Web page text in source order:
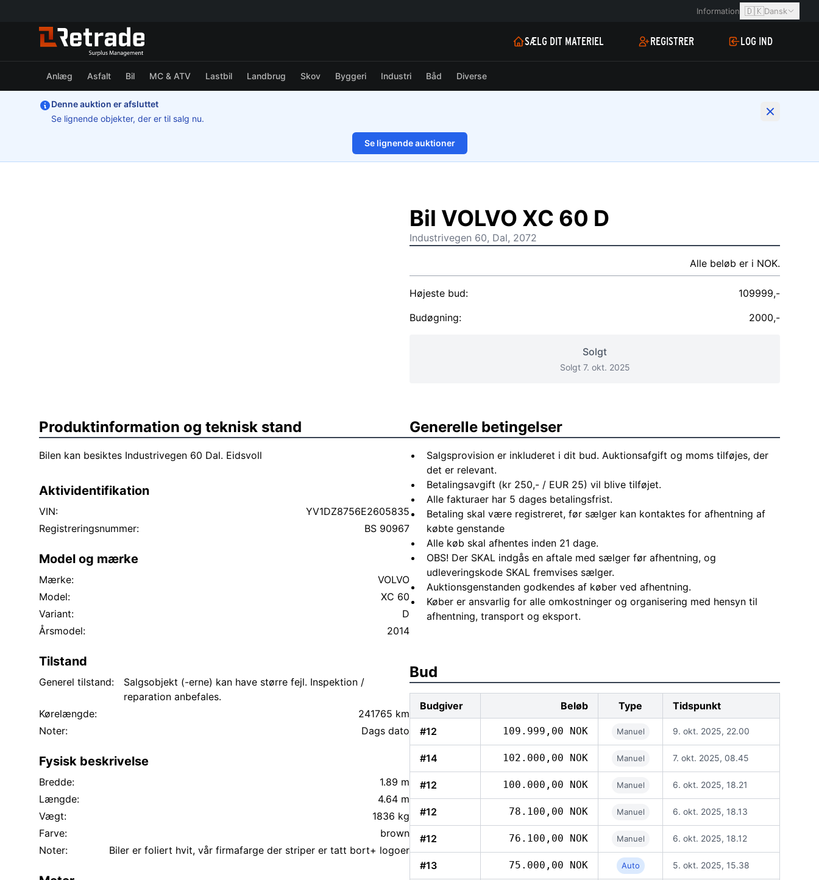
Information 🇩🇰Dansk
SÆLG DIT MATERIEL REGISTRER LOG IND
Anlæg Asfalt Bil MC & ATV Lastbil Landbrug Skov Byggeri Industri Båd Diverse
Denne auktion er afsluttet
Se lignende objekter, der er til salg nu.
Se lignende auktioner
1/15
Bil VOLVO XC 60 D
Industrivegen 60, Dal, 2072
Alle beløb er i NOK.
Højeste bud:
109999,-
Budøgning:
2000,-
Solgt
Solgt 7. okt. 2025
Produktinformation og teknisk stand
Bilen kan besiktes Industrivegen 60 Dal. Eidsvoll
Aktividentifikation
VIN:
YV1DZ8756E2605835
Registreringsnummer:
BS 90967
Model og mærke
Mærke:
VOLVO
Model:
XC 60
Variant:
D
Årsmodel:
2014
Tilstand
Generel tilstand:
Salgsobjekt (-erne) kan have større fejl. Inspektion /
reparation anbefales.
Kørelængde:
241765 km
Noter:
Dags dato
Fysisk beskrivelse
Bredde:
1.89 m
Længde:
4.64 m
Vægt:
1836 kg
Farve:
brown
Noter:
Biler er foliert hvit, vår firmafarge der striper er tatt bort+ logoer
Generelle betingelser
Salgsprovision er inkluderet i dit bud. Auktionsafgift og moms tilføjes, der
det er relevant.
Betalingsavgift (kr 250,- / EUR 25) vil blive tilføjet.
Alle fakturaer har 5 dages betalingsfrist.
Betaling skal være registreret, før sælger kan kontaktes for afhentning af
købte genstande
Alle køb skal afhentes inden 21 dage.
OBS! Der SKAL indgås en aftale med sælger før afhentning, og
udleveringskode SKAL fremvises sælger.
Auktionsgenstanden godkendes af køber ved afhentning.
Køber er ansvarlig for alle omkostninger og organisering med hensyn til
afhentning, transport og eksport.
Bud
Budgiver Beløb Type Tidspunkt
#12 109.999,00 NOK Manuel 9. okt. 2025, 22.00
#14 102.000,00 NOK Manuel 7. okt. 2025, 08.45
#12 100.000,00 NOK Manuel 6. okt. 2025, 18.21
#12 78.100,00 NOK Manuel 6. okt. 2025, 18.13
#12 76.100,00 NOK Manuel 6. okt. 2025, 18.12
#13 75.000,00 NOK Auto 5. okt. 2025, 15.38